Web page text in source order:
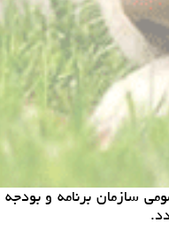
برنامه و